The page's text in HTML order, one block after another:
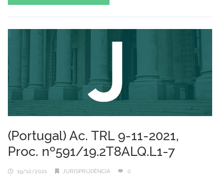
(Portugal) Ac. TRL 9-11-2021,
Proc. nº591/19.2T8ALQ.L1-7
19/12/2021 JURISPRUDÊNCIA 0